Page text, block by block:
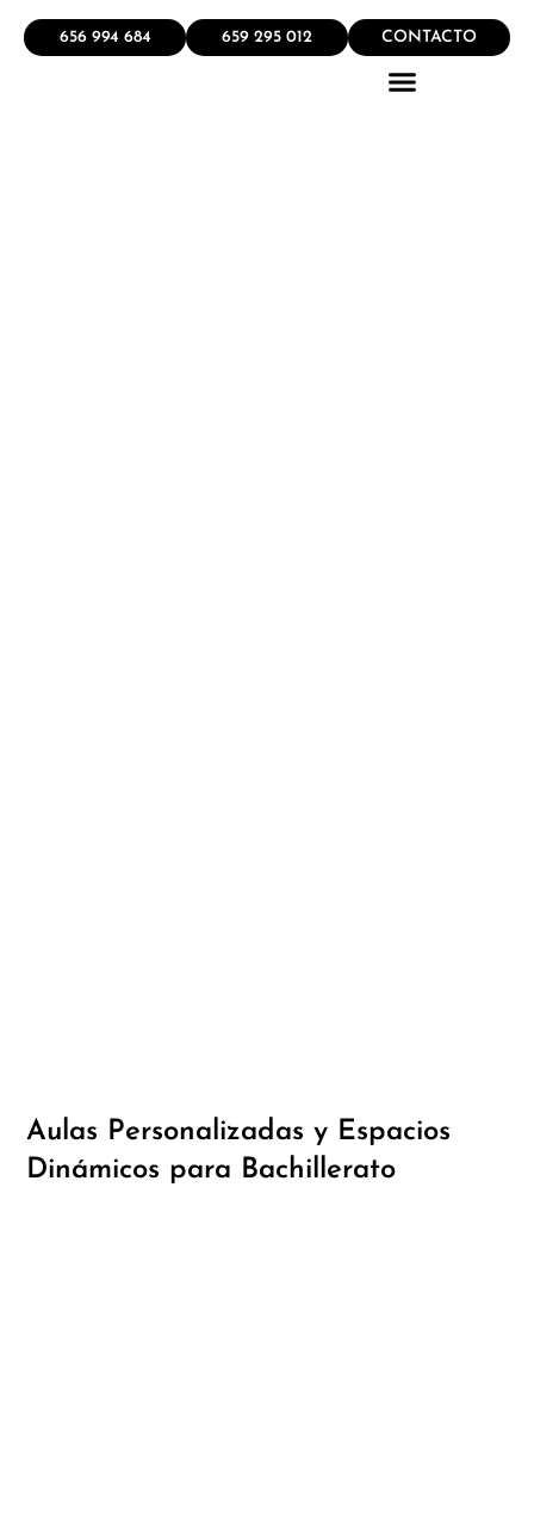
656 994 684 659 295 012 CONTACTO
Aulas Personalizadas y Espacios
Dinámicos para Bachillerato